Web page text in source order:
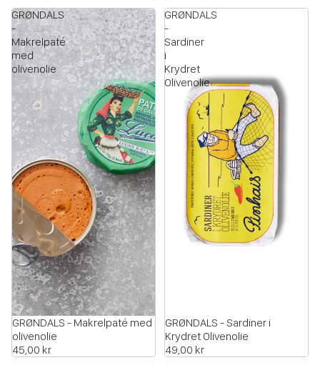
GRØNDALS
-
Makrelpaté
med
olivenolie
GRØNDALS - Makrelpaté med
olivenolie
45,00 kr
GRØNDALS
-
Sardiner
i
Krydret
Olivenolie
GRØNDALS - Sardiner i
Krydret Olivenolie
49,00 kr